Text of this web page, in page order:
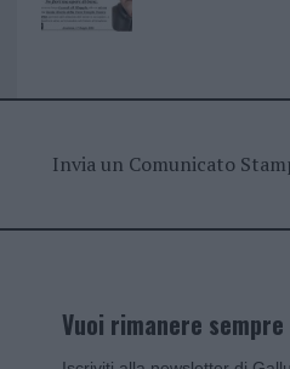
Invia un Comunicato
Vuoi rimanere